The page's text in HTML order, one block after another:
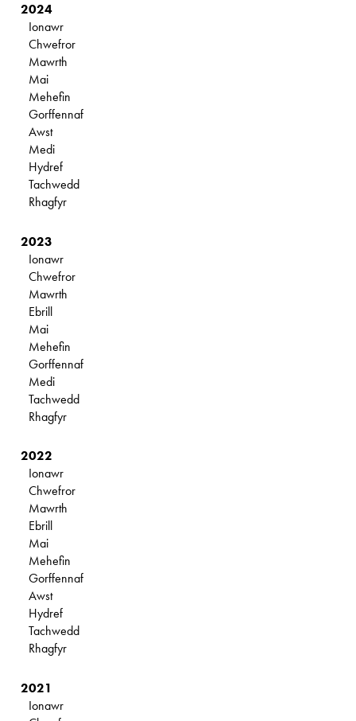
2024
Ionawr
Chwefror
Mawrth
Mai
Mehefin
Gorffennaf
Awst
Medi
Hydref
Tachwedd
Rhagfyr
2023
Ionawr
Chwefror
Mawrth
Ebrill
Mai
Mehefin
Gorffennaf
Medi
Tachwedd
Rhagfyr
2022
Ionawr
Chwefror
Mawrth
Ebrill
Mai
Mehefin
Gorffennaf
Awst
Hydref
Tachwedd
Rhagfyr
2021
Ionawr